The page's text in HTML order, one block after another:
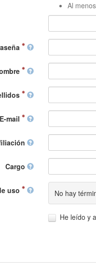
Al
E-mail
Cargo
uso No hay
He leído y